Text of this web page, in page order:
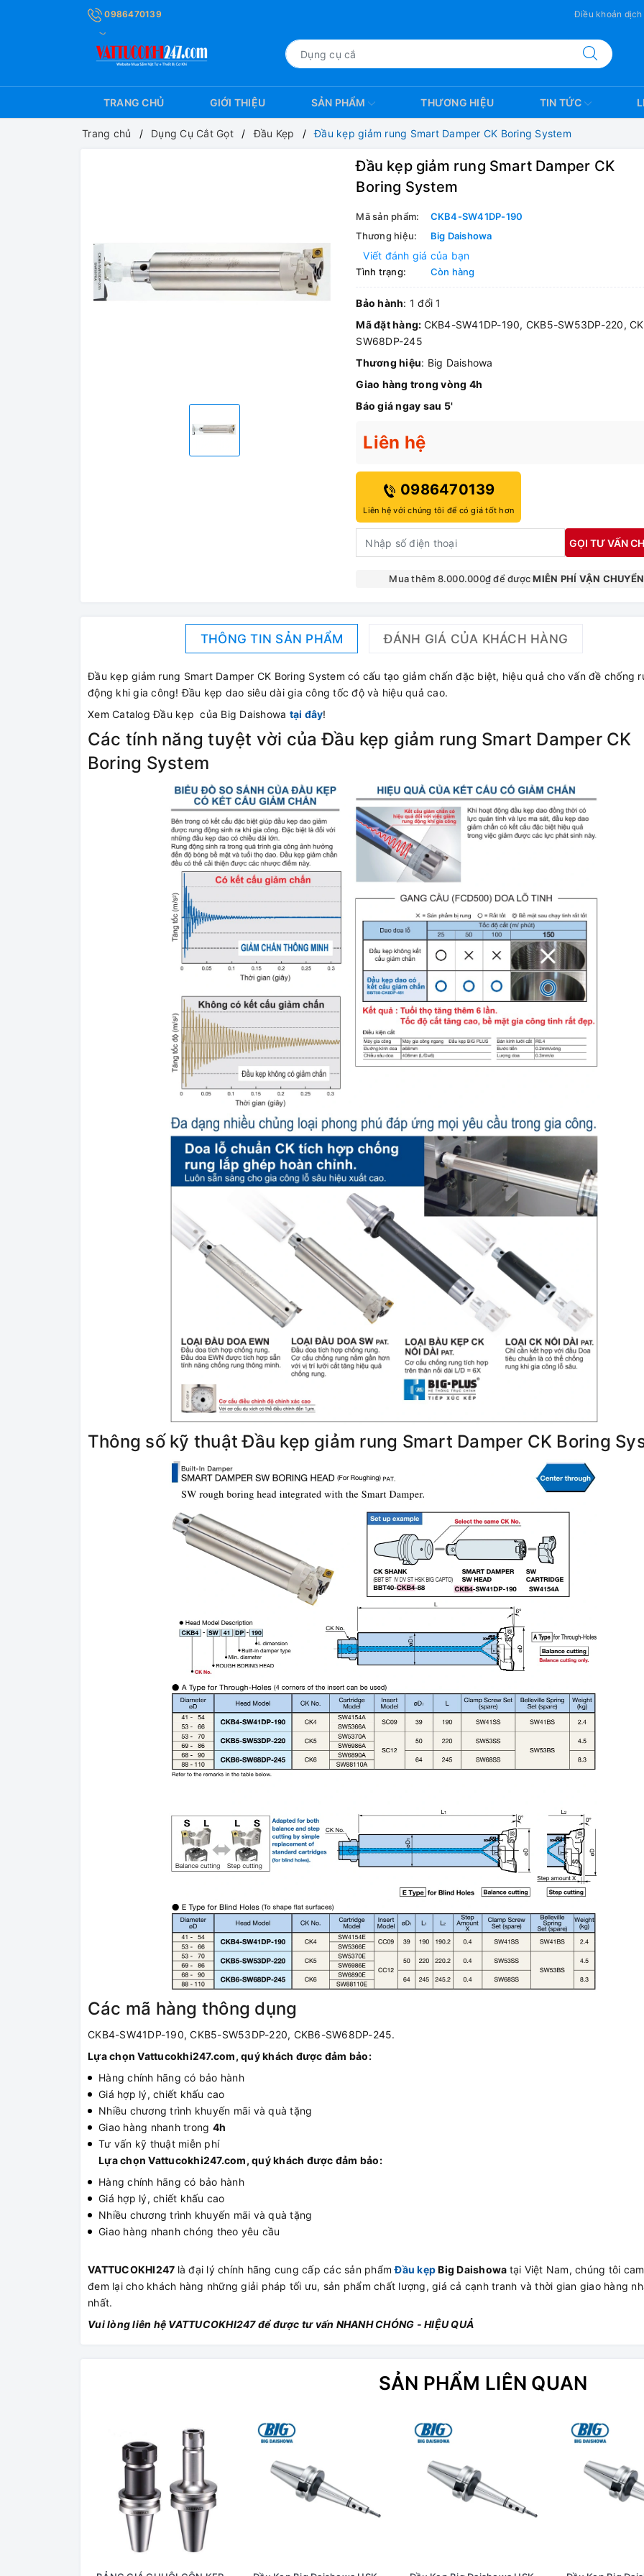
0986470139 Điều khoản dịch
TRANG CHỦ GIỚI THIỆU SẢN PHẨM THƯƠNG HIỆU TIN TỨC
Trang chủ Dụng Cụ Cắt Gọt Đầu Kẹp Đầu kẹp giảm rung Smart Damper CK Boring System
Đầu kẹp giảm rung Smart Damper CK
Boring System
Mã sản phẩm:
CKB4-SW41DP-190
Thương hiệu:
Big Daishowa
Viết đánh giá của bạn
Tình trạng: Còn hàng
Bảo hành: 1 đổi 1
Mã đặt hàng: CKB4-SW41DP-190, CKB5-SW53DP-220,
SW68DP-245
Thương hiệu: Big Daishowa
Giao hàng trong vòng 4h
Báo giá ngay sau 5'
Liên hệ
0986470139
Liên hệ với chúng tôi để có giá tốt hơn
GỌI TƯ VẤN
Mua thêm 8.000.000₫ để đượcMIỄN PHÍ VẬN CHUYỂN
THÔNG TIN SẢN PHẨM ĐÁNH GIÁ CỦA KHÁCH HÀNG
Đầu kẹp giảm rung Smart Damper CK Boring System có cấu tạo giảm chấn đặc biệt, hiệu quả cho vấn đề chống
động khi gia công! Đầu kẹp dao siêu dài gia công tốc độ và hiệu quả cao.
Xem Catalog Đầu kẹp của Big Daishowa tại đây!
Các tính năng tuyệt vời của Đầu kẹp giảm rung Smart Damper CK
Boring System
Thông số kỹ thuật Đầu kẹp giảm rung Smart Damper CK Boring
Các mã hàng thông dụng
CKB4-SW41DP-190, CKB5-SW53DP-220, CKB6-SW68DP-245.
Lựa chọn Vattucokhi247.com, quý khách được đảm bảo:
Hàng chính hãng có bảo hành
Giá hợp lý, chiết khấu cao
Nhiều chương trình khuyến mãi và quà tặng
Giao hàng nhanh trong 4h
Tư vấn kỹ thuật miễn phí
Lựa chọn Vattucokhi247.com, quý khách được đảm bảo:
Hàng chính hãng có bảo hành
Giá hợp lý, chiết khấu cao
Nhiều chương trình khuyến mãi và quà tặng
Giao hàng nhanh chóng theo yêu cầu
VATTUCOKHI247 là đại lý chính hãng cung cấp các sản phẩmĐầu kẹpBig Daishowa tại Việt Nam, chúng tôi
đem lại cho khách hàng những giải pháp tối ưu, sản phẩm chất lượng, giá cả cạnh tranh và thời gian giao hàng
nhất.
Vui lòng liên hệ VATTUCOKHI247 để được tư vấn NHANH CHÓNG - HIỆU QUẢ
SẢN PHẨM LIÊN QUAN